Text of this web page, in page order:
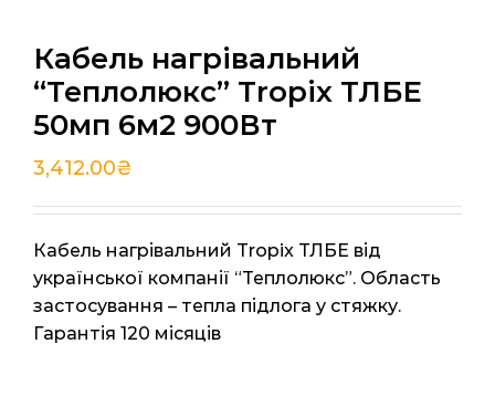
Кабель нагрівальний
“Теплолюкс” Tropix ТЛБЕ
50мп 6м2 900Вт
3,412.00₴
Кабель нагрівальний Tropix ТЛБЕ від
української компанії “Теплолюкс”. Область
застосування – тепла підлога у стяжку.
Гарантія 120 місяців